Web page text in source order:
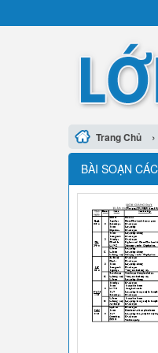
Trang Chủ ›
BÀI SOẠN